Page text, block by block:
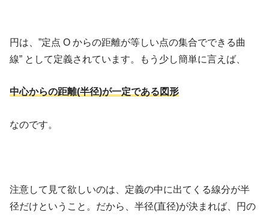
円は、”定点 O からの距離が等しい点の集合でできる曲
線” として定義されています。もう少し簡単に言えば、
中心からの距離(半径)が一定である図形
なのです。
注意して見て欲しいのは、定義の中に出てくる線分が半
径だけということ。だから、半径(直径)が決まれば、円の